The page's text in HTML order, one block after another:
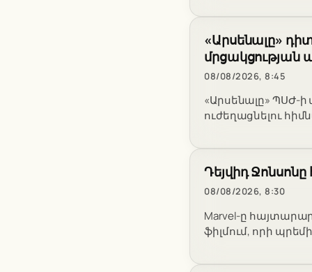
«Արսենալը»
մրցակցության
08/08/2026, 8:45
«Արսենալը» ՊՍԺ-
ուժեղացնելու
Դեյվիդ
08/08/2026, 8:30
Marvel-ը
ֆիլմում, որի